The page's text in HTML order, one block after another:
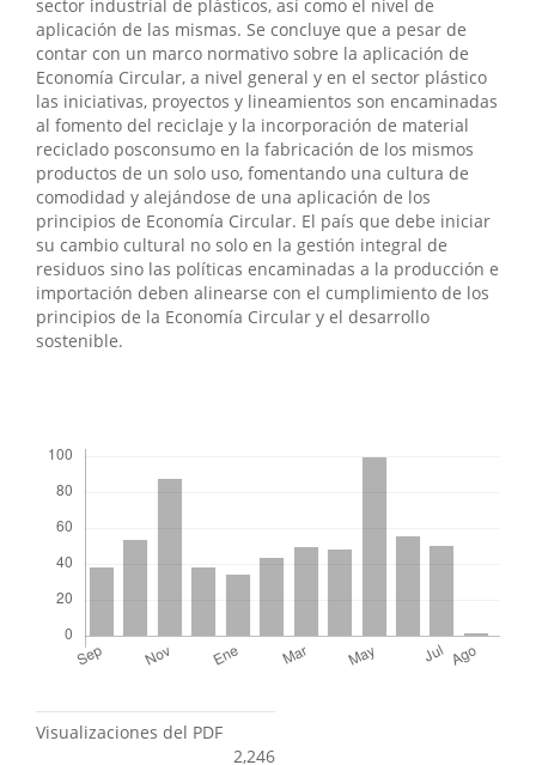
sector industrial de plásticos, así como el nivel de
aplicación de las mismas. Se concluye que a pesar de
contar con un marco normativo sobre la aplicación de
Economía Circular, a nivel general y en el sector plástico
las iniciativas, proyectos y lineamientos son encaminadas
al fomento del reciclaje y la incorporación de material
reciclado posconsumo en la fabricación de los mismos
productos de un solo uso, fomentando una cultura de
comodidad y alejándose de una aplicación de los
principios de Economía Circular. El país que debe iniciar
su cambio cultural no solo en la gestión integral de
residuos sino las políticas encaminadas a la producción e
importación deben alinearse con el cumplimiento de los
principios de la Economía Circular y el desarrollo
sostenible.
Visualizaciones del PDF
2,246